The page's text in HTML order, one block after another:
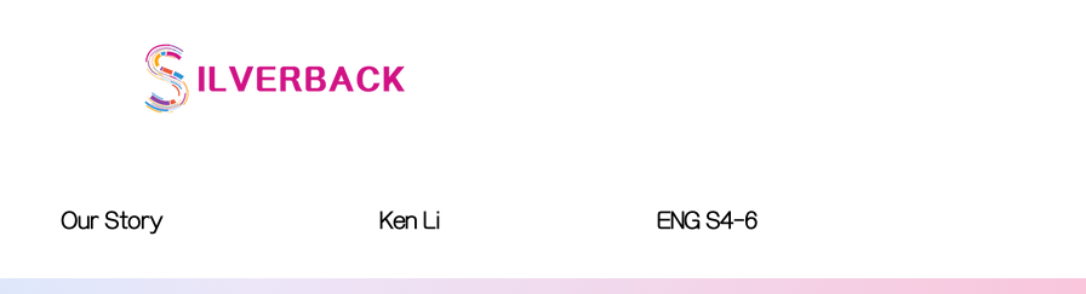
Our Story Ken Li ENG S4-6